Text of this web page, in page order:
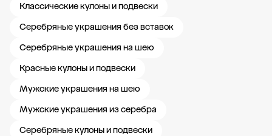
Классические кулоны и подвески
Серебряные украшения без вставок
Серебряные украшения на шею
Красные кулоны и подвески
Мужские украшения на шею
Мужские украшения из серебра
Серебряные кулоны и подвески